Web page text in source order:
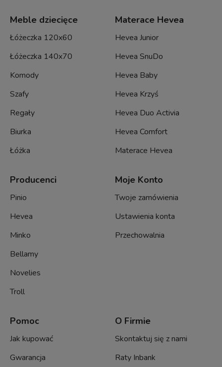
Meble dziecięce
Łóżeczka 120x60
Łóżeczka 140x70
Komody
Szafy
Regały
Biurka
Łóżka
Materace Hevea
Hevea Junior
Hevea SnuDo
Hevea Baby
Hevea Krzyś
Hevea Duo Activia
Hevea Comfort
Materace Hevea
Producenci
Pinio
Hevea
Minko
Bellamy
Novelies
Troll
Moje Konto
Twoje zamówienia
Ustawienia konta
Przechowalnia
Pomoc
Jak kupować
Gwarancja
O Firmie
Skontaktuj się z nami
Raty Inbank